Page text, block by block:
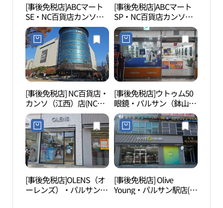
[事後免税店]ABCマート
SE・NC百貨店カンソ
（江西）店(ABC마트 SE
NC백화점 강서점)
[事後免税店]ABCマート
SP・NC百貨店カンソ
（江西）店(ABC마트 SP
NC백화점 강서점)
[事後免税店] NC百貨店・
カンソ（江西）店(NC백
화점 강서점)
[事後免税店]ウトゥム50
眼鏡・パルサン（鉢山）
店(으뜸50안경 발산점)
[事後免税店]OLENS（オ
ーレンズ）・パルサン
[事後免税店] Olive
Young・パルサン駅店(올